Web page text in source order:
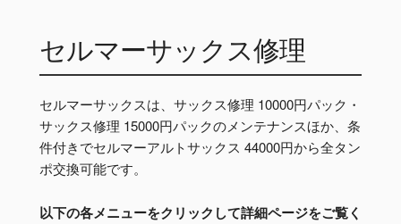
セルマーサックス修理
セルマーサックスは、サックス修理 10000円パック・
サックス修理 15000円パックのメンテナンスほか、条
件付きでセルマーアルトサックス 44000円から全タン
ポ交換可能です。
以下の各メニューをクリックして詳細ページをご覧く